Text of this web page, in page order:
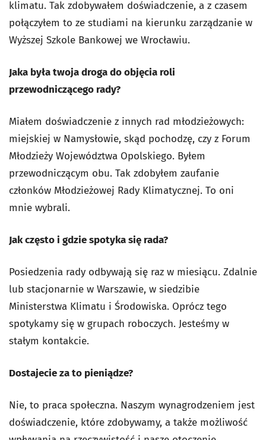
klimatu. Tak zdobywałem doświadczenie, a z czasem
połączyłem to ze studiami na kierunku zarządzanie w
Wyższej Szkole Bankowej we Wrocławiu.
Jaka była twoja droga do objęcia roli
przewodniczącego rady?
Miałem doświadczenie z innych rad młodzieżowych:
miejskiej w Namysłowie, skąd pochodzę, czy z Forum
Młodzieży Województwa Opolskiego. Byłem
przewodniczącym obu. Tak zdobyłem zaufanie
członków Młodzieżowej Rady Klimatycznej. To oni
mnie wybrali.
Jak często i gdzie spotyka się rada?
Posiedzenia rady odbywają się raz w miesiącu. Zdalnie
lub stacjonarnie w Warszawie, w siedzibie
Ministerstwa Klimatu i Środowiska. Oprócz tego
spotykamy się w grupach roboczych. Jesteśmy w
stałym kontakcie.
Dostajecie za to pieniądze?
Nie, to praca społeczna. Naszym wynagrodzeniem jest
doświadczenie, które zdobywamy, a także możliwość